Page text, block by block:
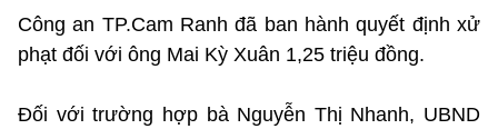
Công an TP.Cam Ranh đã ban hành quyết định xử
phạt đối với ông Mai Kỳ Xuân 1,25 triệu đồng.
Đối với trường hợp bà Nguyễn Thị Nhanh, UBND